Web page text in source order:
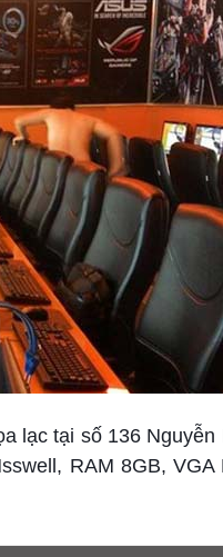
lạc tại số 136
RAM 8GB, VGA